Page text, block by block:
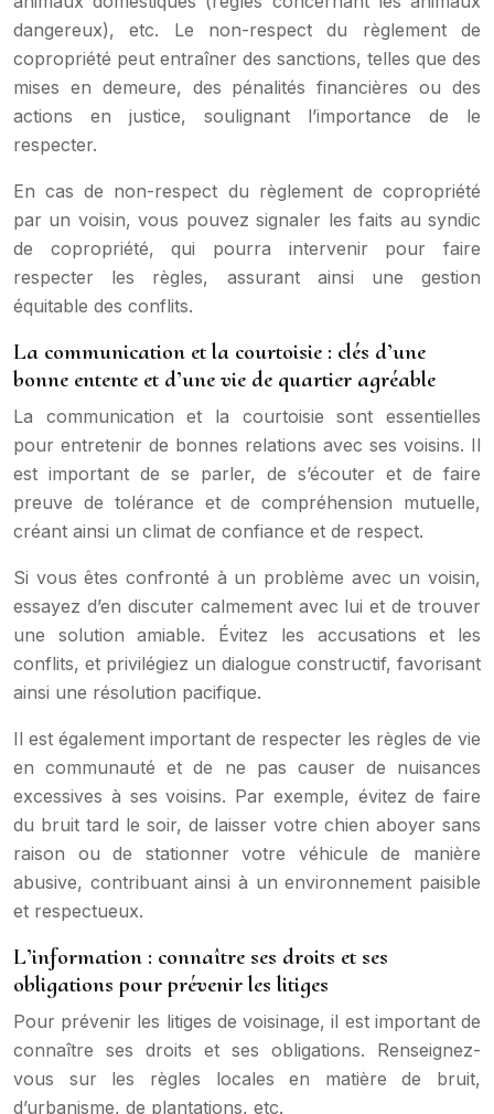
dangereux), etc. Le non-respect du règlement de
copropriété peut entraîner des sanctions, telles que des
mises en demeure, des pénalités financières ou des
actions en justice, soulignant l’importance de le
respecter.
En cas de non-respect du règlement de copropriété
par un voisin, vous pouvez signaler les faits au syndic
de copropriété, qui pourra intervenir pour faire
respecter les règles, assurant ainsi une gestion
équitable des conflits.
La communication et la courtoisie : clés d’une
bonne entente et d’une vie de quartier agréable
La communication et la courtoisie sont essentielles
pour entretenir de bonnes relations avec ses voisins. Il
est important de se parler, de s’écouter et de faire
preuve de tolérance et de compréhension mutuelle,
créant ainsi un climat de confiance et de respect.
Si vous êtes confronté à un problème avec un voisin,
essayez d’en discuter calmement avec lui et de trouver
une solution amiable. Évitez les accusations et les
conflits, et privilégiez un dialogue constructif, favorisant
ainsi une résolution pacifique.
Il est également important de respecter les règles de vie
en communauté et de ne pas causer de nuisances
excessives à ses voisins. Par exemple, évitez de faire
du bruit tard le soir, de laisser votre chien aboyer sans
raison ou de stationner votre véhicule de manière
abusive, contribuant ainsi à un environnement paisible
et respectueux.
L’information : connaître ses droits et ses
obligations pour prévenir les litiges
Pour prévenir les litiges de voisinage, il est important de
connaître ses droits et ses obligations. Renseignez-
vous sur les règles locales en matière de bruit,
d’urbanisme, de plantations, etc.